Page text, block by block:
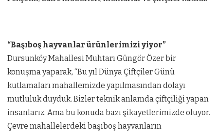
“Başıboş hayvanlar ürünlerimizi yiyor”
Dursunköy Mahallesi Muhtarı Güngör Özer bir
konuşma yaparak, “Bu yıl Dünya Çiftçiler Günü
kutlamaları mahallemizde yapılmasından dolayı
mutluluk duyduk. Bizler teknik anlamda çiftçiliği yapan
insanlarız. Ama bu konuda bazı şikayetlerimizde oluyor.
Çevre mahallelerdeki başıboş hayvanların